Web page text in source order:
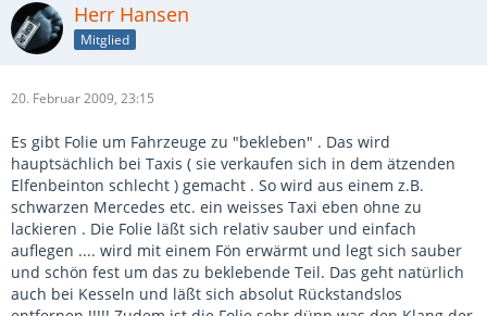
Herr Hansen
Mitglied
20. Februar 2009, 23:15
Es gibt Folie um Fahrzeuge zu "bekleben" . Das wird
hauptsächlich bei Taxis ( sie verkaufen sich in dem ätzenden
Elfenbeinton schlecht ) gemacht . So wird aus einem z.B.
schwarzen Mercedes etc. ein weisses Taxi eben ohne zu
lackieren . Die Folie läßt sich relativ sauber und einfach
auflegen .... wird mit einem Fön erwärmt und legt sich sauber
und schön fest um das zu beklebende Teil. Das geht natürlich
auch bei Kesseln und läßt sich absolut Rückstandslos